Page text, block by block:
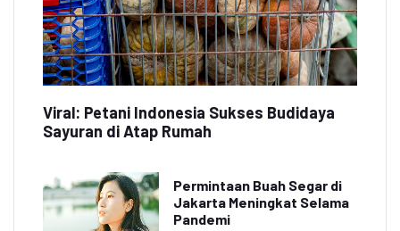
Viral: Petani Indonesia Sukses Budidaya
Sayuran di Atap Rumah
Permintaan Buah Segar di
Jakarta Meningkat Selama
Pandemi